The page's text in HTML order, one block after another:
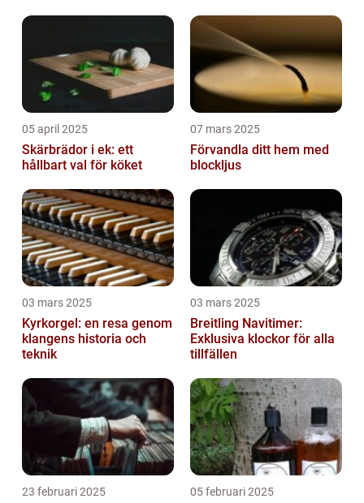
05 april 2025
Skärbrädor i ek: ett
hållbart val för köket
07 mars 2025
Förvandla ditt hem med
blockljus
03 mars 2025
Kyrkorgel: en resa genom
klangens historia och
teknik
03 mars 2025
Breitling Navitimer:
Exklusiva klockor för alla
tillfällen
23 februari 2025 05 februari 2025